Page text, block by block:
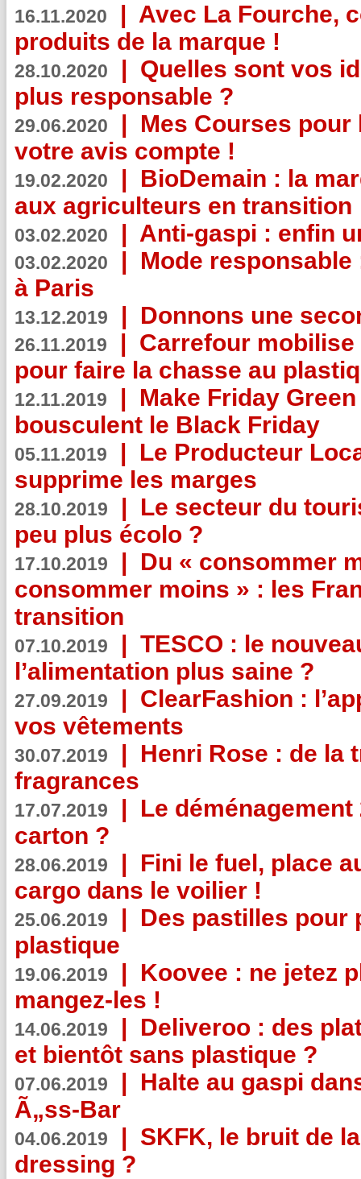
16.11.2020 | Avec La Fourche,
produits de la marque !
28.10.2020 | Quelles sont vos
plus responsable ?
29.06.2020 | Mes Courses pour
votre avis compte !
19.02.2020 | BioDemain : la
aux agriculteurs en transition
03.02.2020 | Anti-gaspi : enfin
03.02.2020 | Mode
à Paris
13.12.2019 | Donnons une
26.11.2019 | Carrefour
pour faire la chasse au
12.11.2019 | Make Friday
bousculent le Black Friday
05.11.2019 | Le Producteur
supprime les marges
28.10.2019 | Le secteur du
peu plus écolo ?
17.10.2019 | Du « consommer
consommer moins » : les
transition
07.10.2019 | TESCO : le
l’alimentation plus saine ?
27.09.2019 | ClearFashion :
vos vêtements
30.07.2019 | Henri Rose : de la
fragrances
17.07.2019 | Le
carton ?
28.06.2019 | Fini le fuel, place
cargo dans le voilier !
25.06.2019 | Des pastilles pour
plastique
19.06.2019 | Koovee : ne jetez
mangez-les !
14.06.2019 | Deliveroo : des
et bientôt sans plastique ?
07.06.2019 | Halte au gaspi
Ã„ss-Bar
04.06.2019 | SKFK, le bruit de
dressing ?